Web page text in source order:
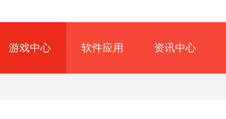
游戏中心 软件应用 资讯中心